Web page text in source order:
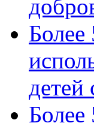
Более
детей
Более